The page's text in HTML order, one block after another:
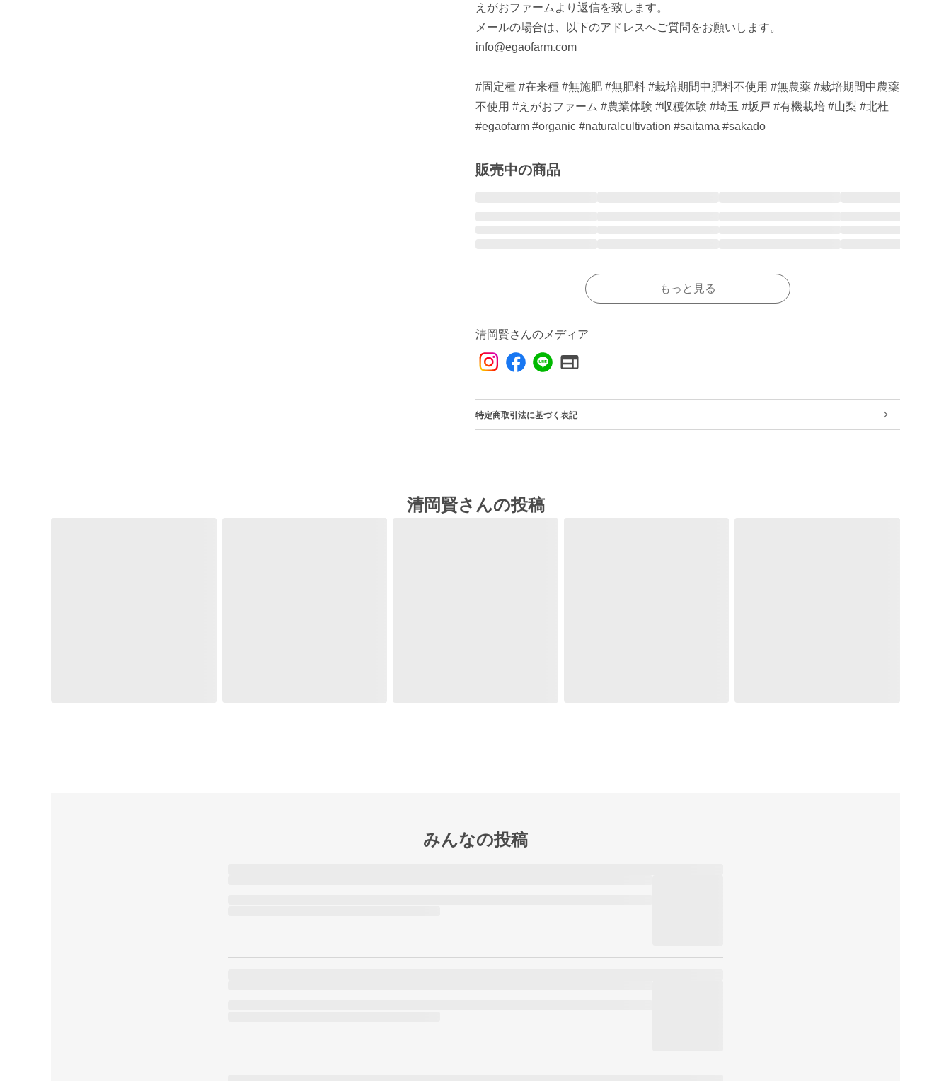
えがおファームより返信を致します。
メールの場合は、以下のアドレスへご質問をお願いします。
info@egaofarm.com
#固定種 #在来種 #無施肥 #無肥料 #栽培期間中肥料不使用 #無農薬 #栽培期間中農薬
不使用 #えがおファーム #農業体験 #収穫体験 #埼玉 #坂戸 #有機栽培 #山梨 #北杜
#egaofarm #organic #naturalcultivation #saitama #sakado
販売中の商品
もっと見る
清岡賢さんのメディア
特定商取引法に基づく表記
清岡賢さんの投稿
みんなの投稿